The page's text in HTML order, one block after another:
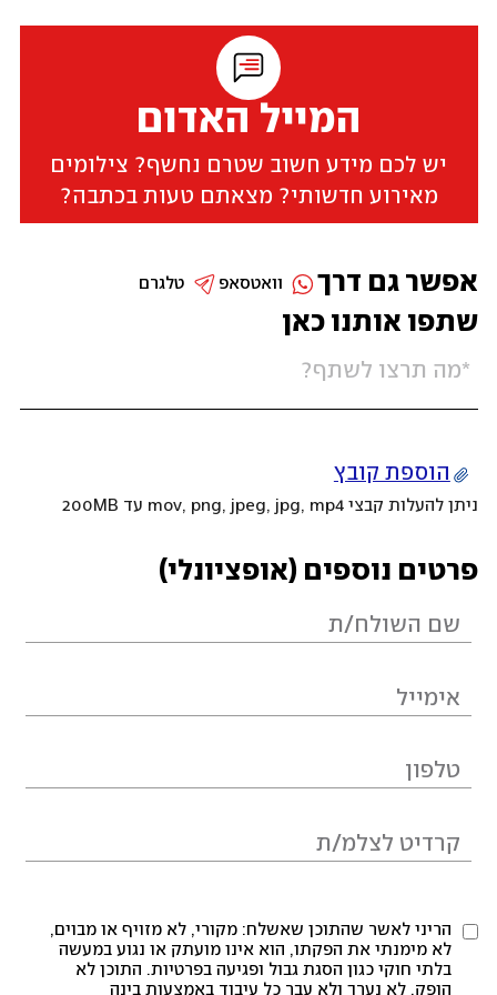
המייל האדום
יש לכם מידע חשוב שטרם נחשף? צילומים
מאירוע חדשותי? מצאתם טעות בכתבה?
שתפו אותנו כאן
הוספת קובץ
ניתן להעלות קבצי mov, png, jpeg, jpg, mp4 עד 200MB
פרטים נוספים (אופציונלי)
הריני לאשר שהתוכן שאשלח: מקורי, לא מזויף או מבוים,
לא מימנתי את הפקתו, הוא אינו מועתק או נגוע במעשה
בלתי חוקי כגון הסגת גבול ופגיעה בפרטיות. התוכן לא
הופק, לא נערך ולא עבר כל עיבוד באמצעות בינה
אפשר גם דרך טלגרם וואטסאפ